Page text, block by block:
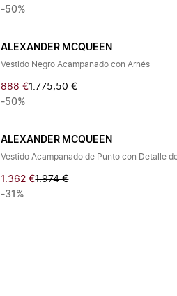
-50%
ALEXANDER MCQUEEN
Vestido Negro Acampanado con Arnés
888 €1.775,50 €
-50%
ALEXANDER MCQUEEN
1.362 €1.974 €
-31%